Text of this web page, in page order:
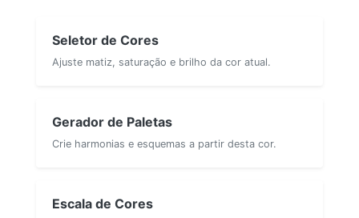
Seletor de Cores
Ajuste matiz, saturação e brilho da cor atual.
Gerador de Paletas
Crie harmonias e esquemas a partir desta cor.
Escala de Cores